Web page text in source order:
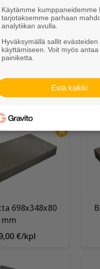
€/kpl
698x348x80
mm
€/kpl
Käytämme
tarjotaksemme parhaan
analytiikan avulla.
Hyväksymällä sallit
käyttämiseen. Voit myös
painiketta.
Estä kaikki